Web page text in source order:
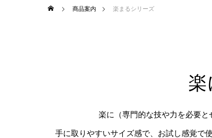
商品案内 楽まるシリーズ
楽
楽に（専門的な技や力を必要と
手に取りやすいサイズ感で、お試し感覚で